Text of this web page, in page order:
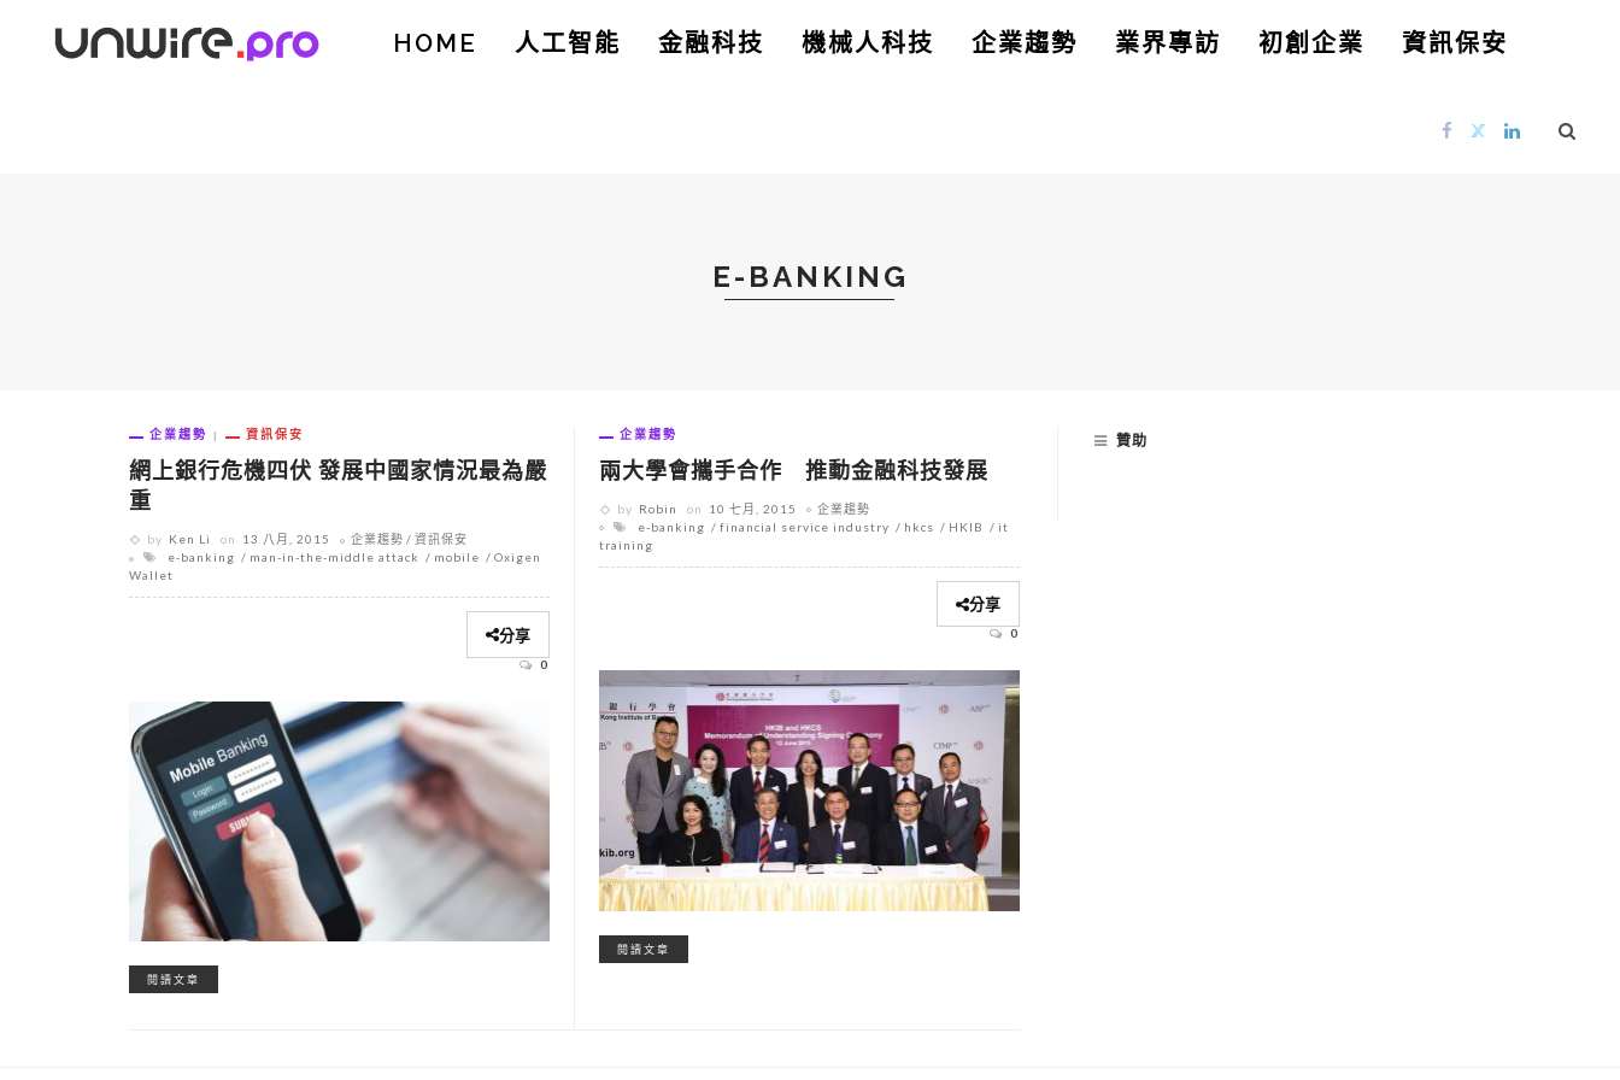
HOME 人工智能 金融科技 機械人科技 企業趨勢 業界專訪 初創企業 資訊保安
E-BANKING
企業趨勢 資訊保安
網上銀行危機四伏 發展中國家情況最為嚴
重
by Ken Li on 13 八月, 2015 企業趨勢
資訊保安
e-banking
man-in-the-middle attack mobile
Oxigen
Wallet
分享
0
閱讀文章
企業趨勢
兩大學會攜手合作 推動金融科技發展
by Robin on 10 七月, 2015
企業趨勢
e-banking
financial service industry hkcs HKIB
it
training
分享
0
閱讀文章
贊助